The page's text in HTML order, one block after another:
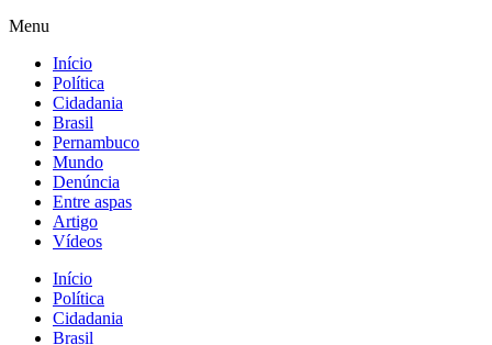
Menu
Início
Política
Cidadania
Brasil
Pernambuco
Mundo
Denúncia
Entre aspas
Artigo
Vídeos
Início
Política
Cidadania
Brasil